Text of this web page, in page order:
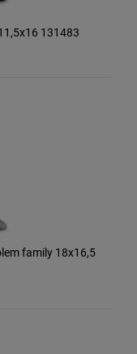
131483
family 18x16,5